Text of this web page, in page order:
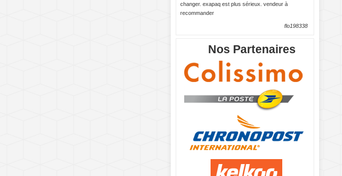
changer. exapaq est plus sérieux. vendeur à
recommander
flo198338
Nos Partenaires